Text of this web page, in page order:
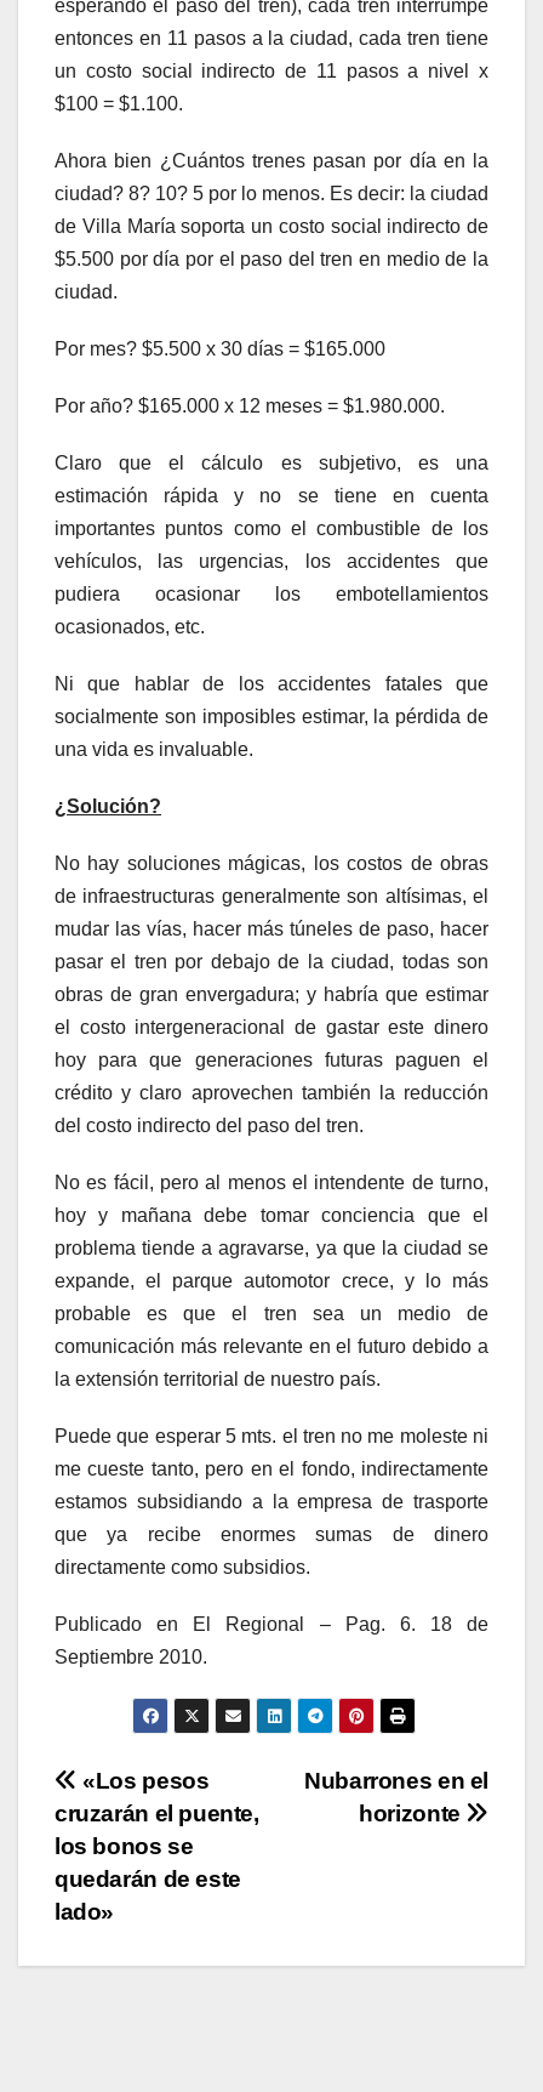
esperando el paso del tren), cada tren interrumpe
entonces en 11 pasos a la ciudad, cada tren tiene
un costo social indirecto de 11 pasos a nivel x
$100 = $1.100.
Ahora bien ¿Cuántos trenes pasan por día en la
ciudad? 8? 10? 5 por lo menos. Es decir: la ciudad
de Villa María soporta un costo social indirecto de
$5.500 por día por el paso del tren en medio de la
ciudad.
Por mes? $5.500 x 30 días = $165.000
Por año? $165.000 x 12 meses = $1.980.000.
Claro que el cálculo es subjetivo, es una
estimación rápida y no se tiene en cuenta
importantes puntos como el combustible de los
vehículos, las urgencias, los accidentes que
pudiera ocasionar los embotellamientos
ocasionados, etc.
Ni que hablar de los accidentes fatales que
socialmente son imposibles estimar, la pérdida de
una vida es invaluable.
¿Solución?
No hay soluciones mágicas, los costos de obras
de infraestructuras generalmente son altísimas, el
mudar las vías, hacer más túneles de paso, hacer
pasar el tren por debajo de la ciudad, todas son
obras de gran envergadura; y habría que estimar
el costo intergeneracional de gastar este dinero
hoy para que generaciones futuras paguen el
crédito y claro aprovechen también la reducción
del costo indirecto del paso del tren.
No es fácil, pero al menos el intendente de turno,
hoy y mañana debe tomar conciencia que el
problema tiende a agravarse, ya que la ciudad se
expande, el parque automotor crece, y lo más
probable es que el tren sea un medio de
comunicación más relevante en el futuro debido a
la extensión territorial de nuestro país.
Puede que esperar 5 mts. el tren no me moleste ni
me cueste tanto, pero en el fondo, indirectamente
estamos subsidiando a la empresa de trasporte
que ya recibe enormes sumas de dinero
directamente como subsidios.
Publicado en El Regional – Pag. 6. 18 de
Septiembre 2010.
Navegación
de
entradas
Nubarrones en el
horizonte
«Los pesos
cruzarán el puente,
los bonos se
quedarán de este
lado»